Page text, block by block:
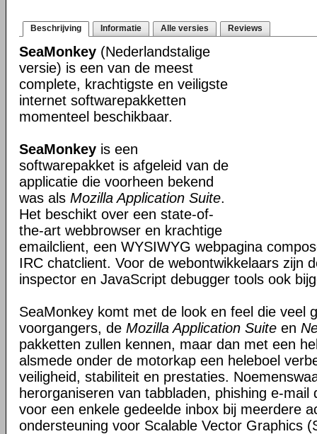
Beschrijving Informatie Alle versies Reviews
SeaMonkey (Nederlandstalige
versie) is een van de meest
complete, krachtigste en veiligste
internet softwarepakketten
momenteel beschikbaar.
SeaMonkey is een
softwarepakket is afgeleid van de
applicatie die voorheen bekend
was als Mozilla Application Suite.
Het beschikt over een state-of-
the-art webbrowser en krachtige
emailclient, een WYSIWYG webpagina
IRC chatclient. Voor de webontwikkelaars zijn
inspector en JavaScript debugger tools ook
SeaMonkey komt met de look en feel die veel
voorgangers, de Mozilla Application Suite en
pakketten zullen kennen, maar dan met een
alsmede onder de motorkap een heleboel
veiligheid, stabiliteit en prestaties.
herorganiseren van tabbladen, phishing e-mail
voor een enkele gedeelde inbox bij meerdere
ondersteuning voor Scalable Vector Graphics